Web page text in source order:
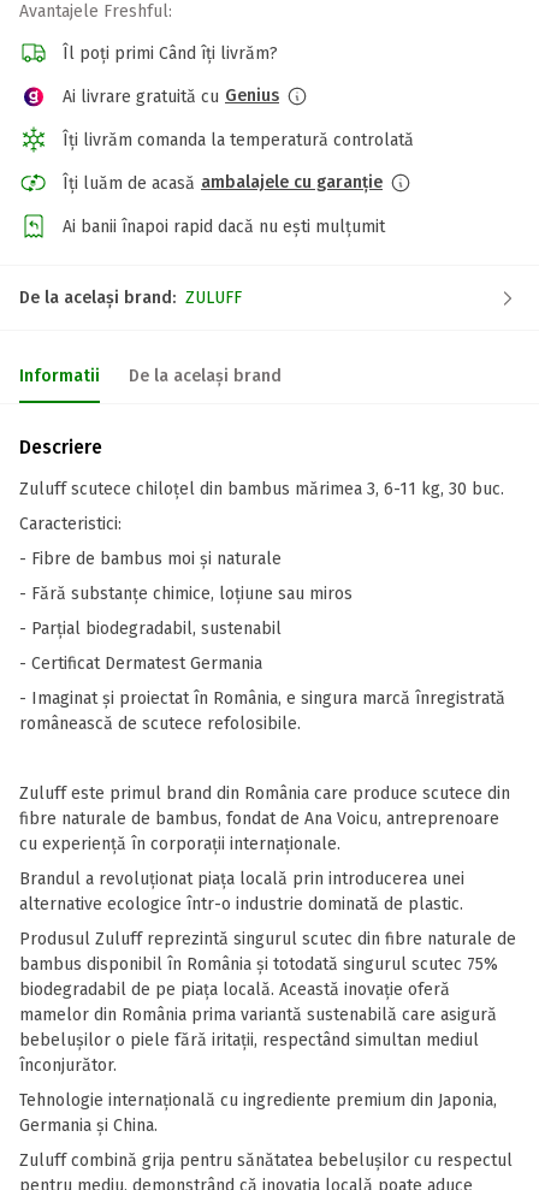
Avantajele Freshful:
Îl poți primi Când îți livrăm?
Ai livrare gratuită cu Genius
Îți livrăm comanda la temperatură controlată
Îți luăm de acasă ambalajele cu garanție
Ai banii înapoi rapid dacă nu ești mulțumit
De la același brand: ZULUFF
Informatii De la același brand
Descriere
Zuluff scutece chiloțel din bambus mărimea 3, 6-11 kg, 30 buc.
Caracteristici:
- Fibre de bambus moi și naturale
- Fără substanțe chimice, loțiune sau miros
- Parțial biodegradabil, sustenabil
- Certificat Dermatest Germania
- Imaginat și proiectat în România, e singura marcă înregistrată
românească de scutece refolosibile.
Zuluff este primul brand din România care produce scutece din
fibre naturale de bambus, fondat de Ana Voicu, antreprenoare
cu experiență în corporații internaționale.
Brandul a revoluționat piața locală prin introducerea unei
alternative ecologice într-o industrie dominată de plastic.
Produsul Zuluff reprezintă singurul scutec din fibre naturale de
bambus disponibil în România și totodată singurul scutec 75%
biodegradabil de pe piața locală. Această inovație oferă
mamelor din România prima variantă sustenabilă care asigură
bebelușilor o piele fără iritații, respectând simultan mediul
înconjurător.
Tehnologie internațională cu ingrediente premium din Japonia,
Germania și China.
Zuluff combină grija pentru sănătatea bebelușilor cu respectul
pentru mediu, demonstrând că inovația locală poate aduce